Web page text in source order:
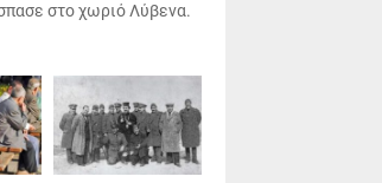
στο χωριό Λύβενα.